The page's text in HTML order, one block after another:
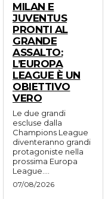
MILAN E
JUVENTUS
PRONTI AL
GRANDE
ASSALTO:
L’EUROPA
LEAGUE È UN
OBIETTIVO
VERO
Le due grandi
escluse dalla
Champions League
diventeranno grandi
protagoniste nella
prossima Europa
League....
07/08/2026